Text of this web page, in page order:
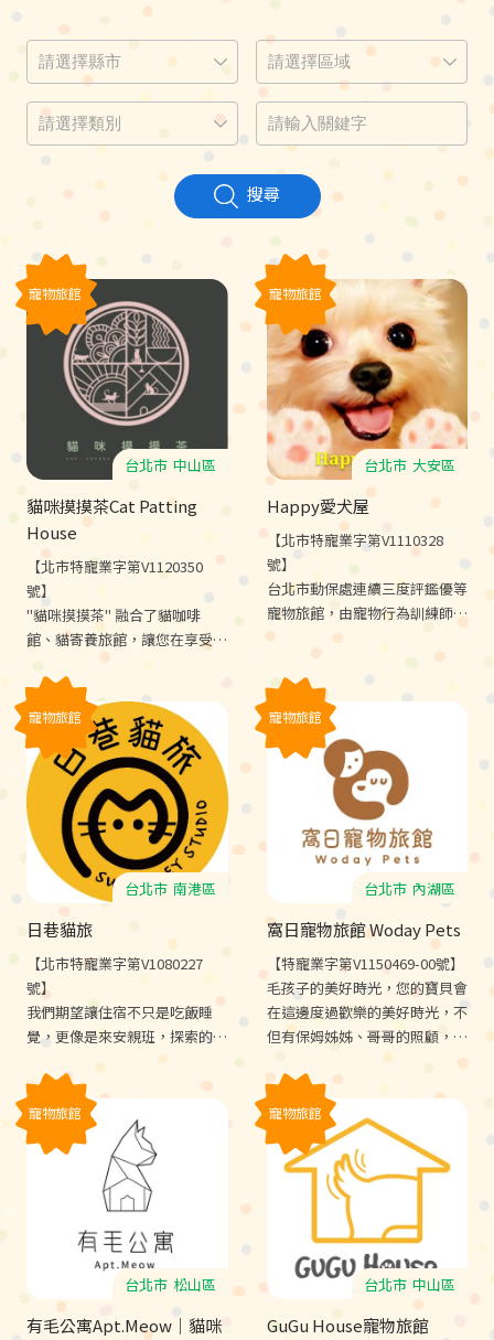
搜尋
寵物旅館
台北市 中山區
貓咪摸摸茶Cat Patting
House
【北市特寵業字第V1120350
號】
"貓咪摸摸茶" 融合了貓咖啡
館、貓寄養旅館，讓您在享受咖
啡的同時，可以與可愛的貓咪互
動。我們還提供獨特的 "貓咪旗
袍瑜珈"，由專業的老師引導您
放鬆身心，享受貓咪帶來的療
癒。不要再等了，歡迎親自來體
驗，讓貓咪們帶給您一個治癒的
午後時光。
寵物旅館
台北市 大安區
Happy愛犬屋
【北市特寵業字第V1110328
號】
台北市動保處連續三度評鑑優等
寵物旅館，由寵物行為訓練師及
國際認證寵物照護士24H照顧，
將基礎服從，社會化及減敏訓練
融入寵物照護，讓毛孩住宿兼學
習。
寵物旅館
台北市 南港區
日巷貓旅
【北市特寵業字第V1080227
號】
我們期望讓住宿不只是吃飯睡
覺，更像是來安親班，探索的同
時還能學習社會化，甚至讓住宿
變成玩樂渡假。
寵物旅館
台北市 內湖區
窩日寵物旅館 Woday Pets
【特寵業字第V1150469-00號】
毛孩子的美好時光，您的寶貝會
在這邊度過歡樂的美好時光，不
但有保姆姊姊、哥哥的照顧，還
有其他同學陪伴遊戲，每天還有
公園散步、放風的戶外活動時
間。
寵物旅館
台北市 松山區
有毛公寓Apt.Meow｜貓咪
寵物旅館
台北市 中山區
GuGu House寵物旅館